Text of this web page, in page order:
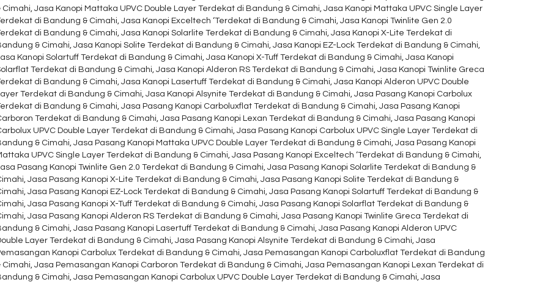
Cimahi, Jasa Kanopi Mattaka UPVC Double Layer Terdekat di Bandung & Cimahi, Jasa Kanopi Mattaka UPVC Single Layer
di Bandung & Cimahi, Jasa Kanopi Exceltech ‘Terdekat di Bandung & Cimahi, Jasa Kanopi Twinlite Gen 2.0
di Bandung & Cimahi, Jasa Kanopi Solarlite Terdekat di Bandung & Cimahi, Jasa Kanopi X-Lite Terdekat di
& Cimahi, Jasa Kanopi Solite Terdekat di Bandung & Cimahi, Jasa Kanopi EZ-Lock Terdekat di Bandung & Cimahi,
Kanopi Solartuff Terdekat di Bandung & Cimahi, Jasa Kanopi X-Tuff Terdekat di Bandung & Cimahi, Jasa Kanopi
Terdekat di Bandung & Cimahi, Jasa Kanopi Alderon RS Terdekat di Bandung & Cimahi, Jasa Kanopi Twinlite Greca
di Bandung & Cimahi, Jasa Kanopi Lasertuff Terdekat di Bandung & Cimahi, Jasa Kanopi Alderon UPVC Double
Terdekat di Bandung & Cimahi, Jasa Kanopi Alsynite Terdekat di Bandung & Cimahi, Jasa Pasang Kanopi Carbolux
di Bandung & Cimahi, Jasa Pasang Kanopi Carboluxflat Terdekat di Bandung & Cimahi, Jasa Pasang Kanopi
Terdekat di Bandung & Cimahi, Jasa Pasang Kanopi Lexan Terdekat di Bandung & Cimahi, Jasa Pasang Kanopi
UPVC Double Layer Terdekat di Bandung & Cimahi, Jasa Pasang Kanopi Carbolux UPVC Single Layer Terdekat di
& Cimahi, Jasa Pasang Kanopi Mattaka UPVC Double Layer Terdekat di Bandung & Cimahi, Jasa Pasang Kanopi
UPVC Single Layer Terdekat di Bandung & Cimahi, Jasa Pasang Kanopi Exceltech ‘Terdekat di Bandung & Cimahi,
Pasang Kanopi Twinlite Gen 2.0 Terdekat di Bandung & Cimahi, Jasa Pasang Kanopi Solarlite Terdekat di Bandung &
Jasa Pasang Kanopi X-Lite Terdekat di Bandung & Cimahi, Jasa Pasang Kanopi Solite Terdekat di Bandung &
Jasa Pasang Kanopi EZ-Lock Terdekat di Bandung & Cimahi, Jasa Pasang Kanopi Solartuff Terdekat di Bandung &
Jasa Pasang Kanopi X-Tuff Terdekat di Bandung & Cimahi, Jasa Pasang Kanopi Solarflat Terdekat di Bandung &
Jasa Pasang Kanopi Alderon RS Terdekat di Bandung & Cimahi, Jasa Pasang Kanopi Twinlite Greca Terdekat di
& Cimahi, Jasa Pasang Kanopi Lasertuff Terdekat di Bandung & Cimahi, Jasa Pasang Kanopi Alderon UPVC
Layer Terdekat di Bandung & Cimahi, Jasa Pasang Kanopi Alsynite Terdekat di Bandung & Cimahi, Jasa
Kanopi Carbolux Terdekat di Bandung & Cimahi, Jasa Pemasangan Kanopi Carboluxflat Terdekat di Bandung
Cimahi, Jasa Pemasangan Kanopi Carboron Terdekat di Bandung & Cimahi, Jasa Pemasangan Kanopi Lexan Terdekat di
& Cimahi, Jasa Pemasangan Kanopi Carbolux UPVC Double Layer Terdekat di Bandung & Cimahi, Jasa